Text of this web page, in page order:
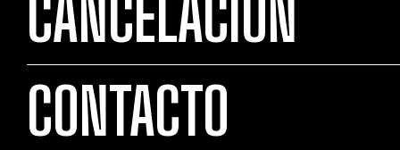
CANCELACIÓN
CONTACTO